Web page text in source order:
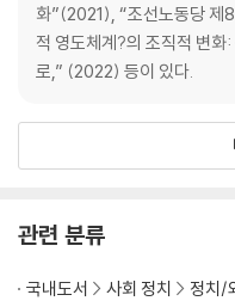
화”(2021), “조선노동당 제
적 영도체계?의 조직적 변화
로,” (2022) 등이 있다.
관련 분류
국내도서 사회 정치 정치/